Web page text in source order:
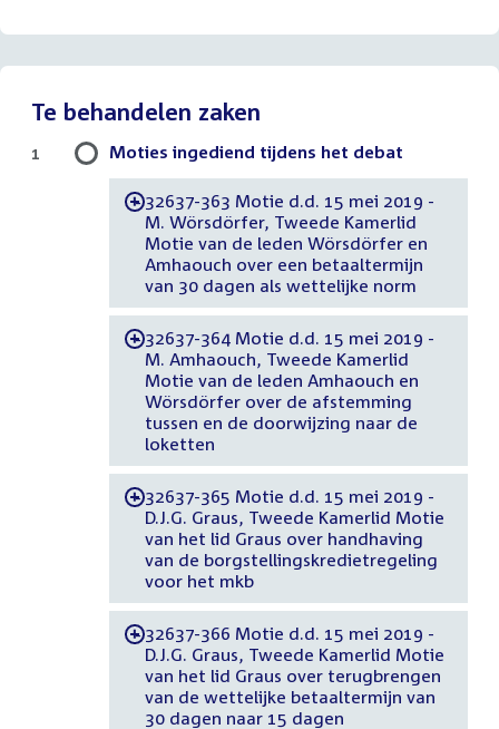
Te behandelen zaken
Moties ingediend tijdens het debat
-32637-363 Motie d.d. 15 mei 2019 -
M. Wörsdörfer, Tweede Kamerlid
Motie van de leden Wörsdörfer en
Amhaouch over een betaaltermijn
van 30 dagen als wettelijke norm
-32637-364 Motie d.d. 15 mei 2019 -
M. Amhaouch, Tweede Kamerlid
Motie van de leden Amhaouch en
Wörsdörfer over de afstemming
tussen en de doorwijzing naar de
loketten
-32637-365 Motie d.d. 15 mei 2019 -
D.J.G. Graus, Tweede Kamerlid Motie
van het lid Graus over handhaving
van de borgstellingskredietregeling
voor het mkb
-32637-366 Motie d.d. 15 mei 2019 -
D.J.G. Graus, Tweede Kamerlid Motie
van het lid Graus over terugbrengen
van de wettelijke betaaltermijn van
30 dagen naar 15 dagen
1